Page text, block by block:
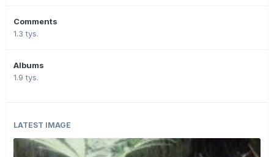
Comments
1.3 tys.
Albums
1.9 tys.
LATEST IMAGE